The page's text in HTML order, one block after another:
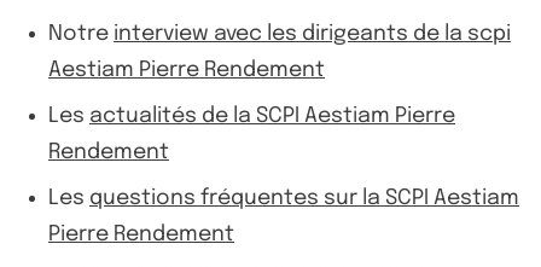
Notre interview avec les dirigeants de la scpi
Aestiam Pierre Rendement
Les actualités de la SCPI Aestiam Pierre
Rendement
Les questions fréquentes sur la SCPI Aestiam
Pierre Rendement